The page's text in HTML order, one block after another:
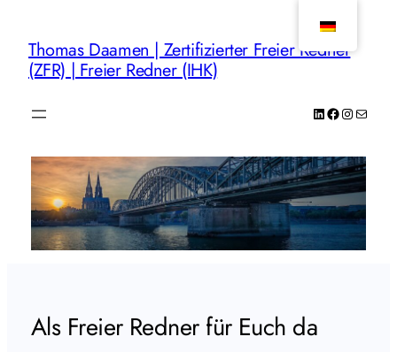
springen
Thomas Daamen | Zertifizierter Freier Redner
(ZFR) | Freier Redner (IHK)
LinkedIn
Facebook
E-Mail
Als Freier Redner für Euch da